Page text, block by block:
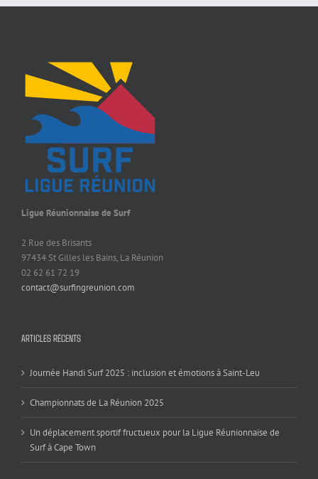
Ligue Réunionnaise de Surf
2 Rue des Brisants
97434 St Gilles les Bains, La Réunion
02 62 61 72 19
contact@surfingreunion.com
ARTICLES RÉCENTS
Journée Handi Surf 2025 : inclusion et émotions à Saint-Leu
Championnats de La Réunion 2025
Un déplacement sportif fructueux pour la Ligue Réunionnaise de
Surf à Cape Town